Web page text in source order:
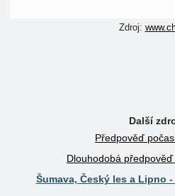
Zdroj:
Další
Předpověď
Dlouhodobá
Šumava, Český les a Lipno